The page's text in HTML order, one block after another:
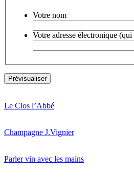
Votre nom
Votre adresse électronique
Le Clos l’Abbé
Champagne J.Vignier
Parler vin avec les mains